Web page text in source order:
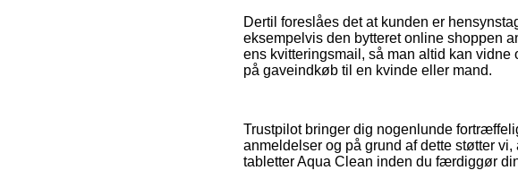
Dertil foreslåes det at kunden er
eksempelvis den bytteret online shoppen
ens kvitteringsmail, så man altid kan
på gaveindkøb til en kvinde eller mand.
Trustpilot bringer dig nogenlunde
anmeldelser og på grund af dette støtter
tabletter Aqua Clean inden du færdiggør